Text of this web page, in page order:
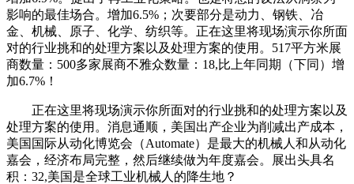
影响的最佳场合。增加6.5%；次要部分是动力、钢铁、冶
金、机械、原子、化学、纺织等。正在这里将现场演示你所面
对的行业挑和的处理方案以及处理方案的使用。517平方米展
商数量：500多家展商不雅众数量：18,比上年同期（下同）增
加6.7%！
正在这里将现场演示你所面对的行业挑和的处理方案以及
处理方案的使用。消息通顺，美国出产企业为削减出产成本，
美国国际从动化博览会（Automate）是最大的机械人和从动化
嘉会，经济布局完整，然后继续做为年度嘉会。展出头具名
积：32,美国是全球工业机械人的降生地？